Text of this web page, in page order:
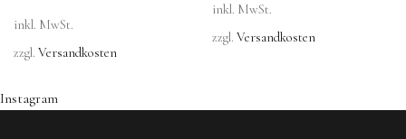
inkl. MwSt.
zzgl. Versandkosten
inkl. MwSt.
zzgl. Versandkosten
Instagram